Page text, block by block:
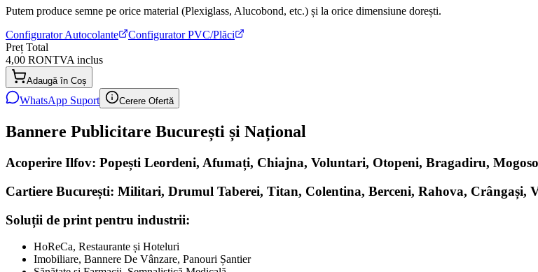
Putem produce semne pe orice material (Plexiglass, Alucobond, etc.) și la orice dimensiune dorești.
Configurator Autocolante
Configurator PVC/Plăci
Preț Total
4,00 RONTVA inclus
Adaugă în Coș
WhatsApp Suport Cerere Ofertă
Bannere Publicitare București și Național
Acoperire Ilfov: Popești Leordeni, Afumați, Chiajna, Voluntari, Otopeni, Bragadiru,
Cartiere București: Militari, Drumul Taberei, Titan, Colentina, Berceni, Rahova, Crângași,
Soluții de print pentru industrii:
HoReCa, Restaurante și Hoteluri
Imobiliare, Bannere De Vânzare, Panouri Șantier